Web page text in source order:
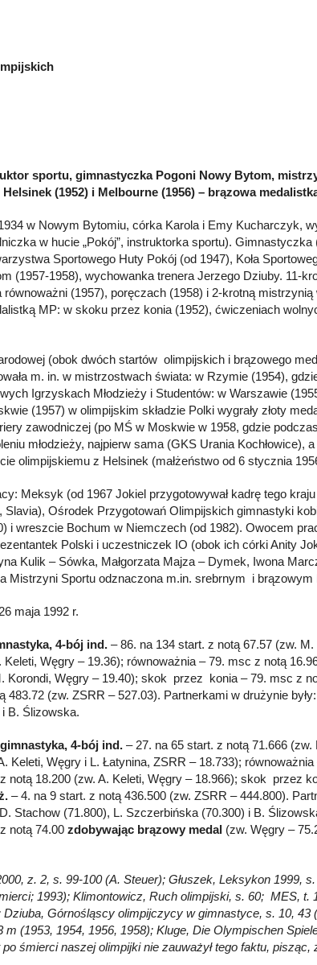
sportu, gimnastyczka Pogoni Nowy Bytom,
(1952) i Melbourne (1956) – brązowa
w Nowym Bytomiu, córka Karola i Emy Kucharczyk,
w hucie „Pokój”, instruktorka sportu). Gimnastyczka
Sportowego Huty Pokój (od 1947), Koła
(1957-1958), wychowanka trenera Jerzego Dziuby. 11-
równoważni (1957), poręczach (1958) i 2-krotną
MP: w skoku przez konia (1952), ćwiczeniach
(obok dwóch startów olimpijskich i brązowego
m. in. w mistrzostwach świata: w Rzymie (1954),
Igrzyskach Młodzieży i Studentów: w Warszawie
(1957) w olimpijskim składzie Polki wygrały złoty
zawodniczej (po MŚ w Moskwie w 1958, gdzie
młodzieży, najpierw sama (GKS Urania Kochłowice),
olimpijskiemu z Helsinek (małżeństwo od 6 stycznia
Meksyk (od 1967 Jokiel przygotowywał kadrę tego
Slavia), Ośrodek Przygotowań Olimpijskich gimnastyki
i wreszcie Bochum w Niemczech (od 1982). Owocem
Polski i uczestniczek IO (obok ich córki Anity
Kulik – Sówka, Małgorzata Majza – Dymek, Iwona
Mistrzyni Sportu odznaczona m.in. srebrnym i
maja 1992 r.
4-bój ind. – 86. na 134 start. z notą 67.57 (zw.
Keleti, Węgry – 19.36); równoważnia – 79. msc z notą
Korondi, Węgry – 19.40); skok przez konia – 79. msc z
483.72 (zw. ZSRR – 527.03). Partnerkami w drużynie
B. Ślizowska.
4-bój ind. – 27. na 65 start. z notą 71.666
Keleti, Węgry i L. Łatynina, ZSRR – 18.733);
notą 18.200 (zw. A. Keleti, Węgry – 18.966); skok przez
– 4. na 9 start. z notą 436.500 (zw. ZSRR – 444.800).
Stachow (71.800), L. Szczerbińska (70.300) i B.
notą 74.00 zdobywając brązowy medal (zw. Węgry –
z. 2, s. 99-100 (A. Steuer); Głuszek, Leksykon
1993); Klimontowicz, Ruch olimpijski, s. 60; MES,
Dziuba, Górnośląscy olimpijczycy w gimnastyce, s. 10,
m (1953, 1954, 1956, 1958); Kluge, Die Olympischen
śmierci naszej olimpijki nie zauważył tego faktu,